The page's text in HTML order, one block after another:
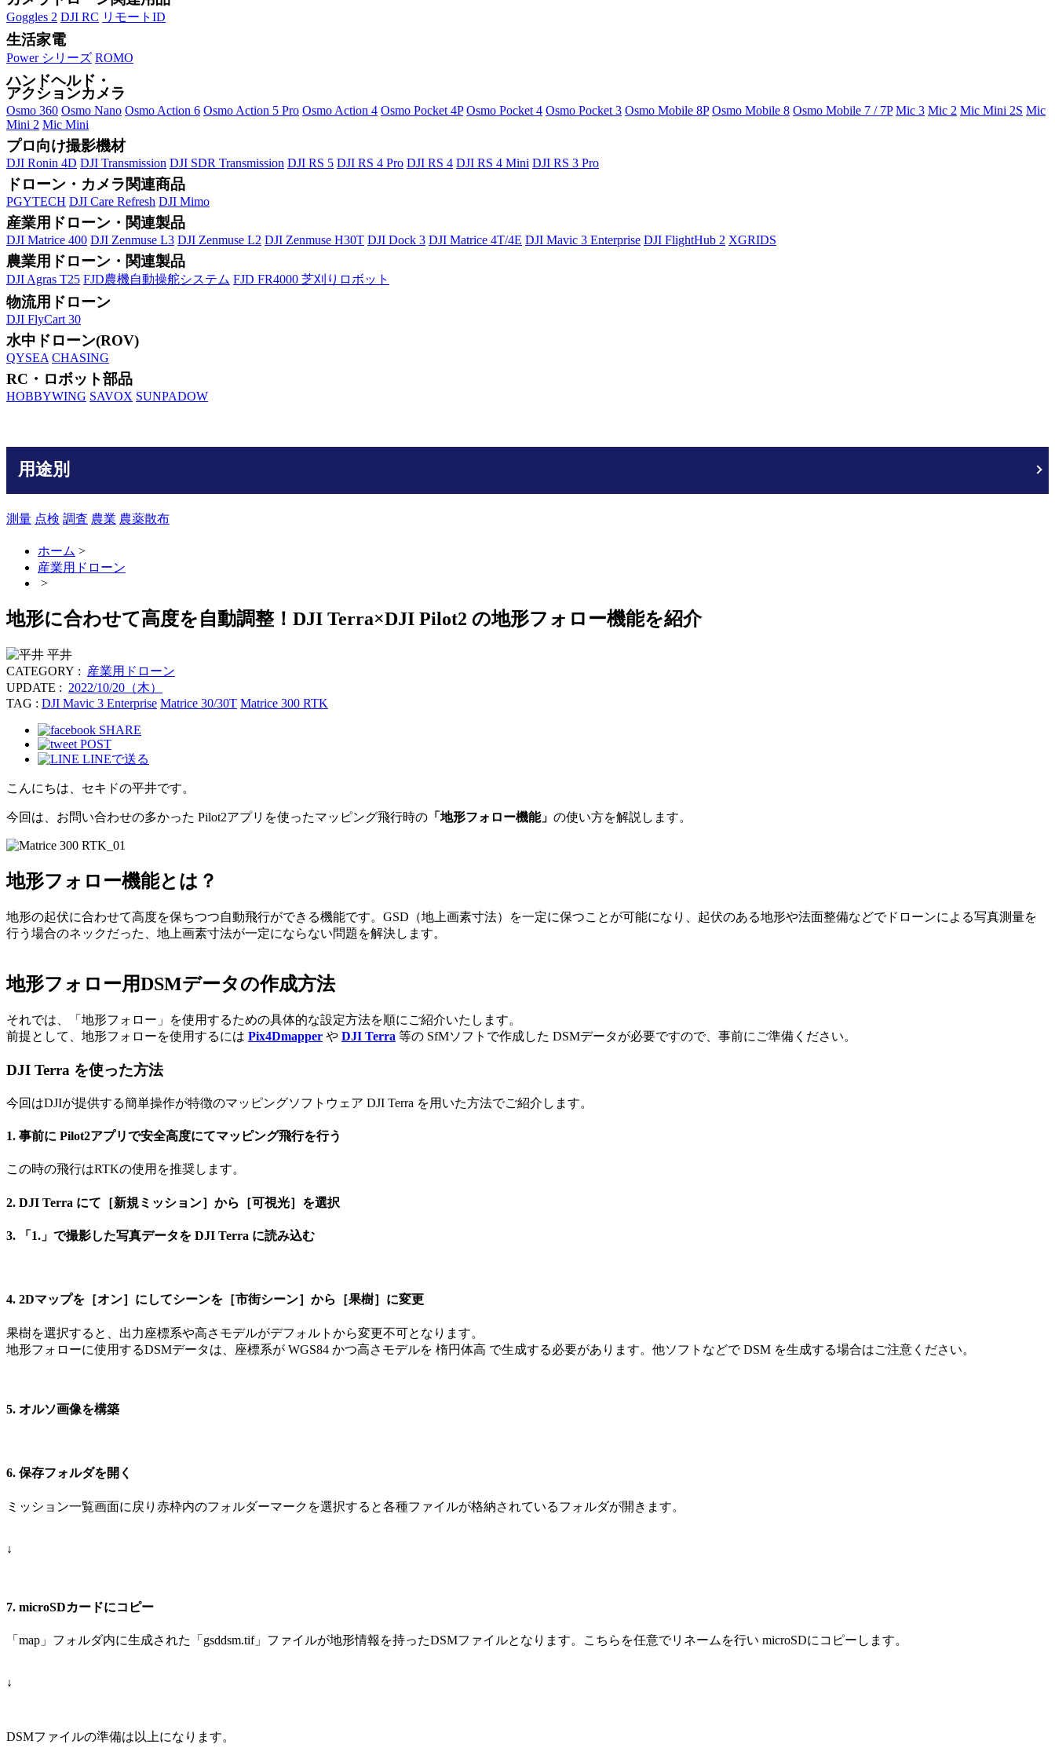
Goggles 2 DJI RC リモートID
生活家電
Power シリーズ ROMO
ハンドヘルド・
アクションカメラ
Osmo 360 Osmo Nano Osmo Action 6 Osmo Action 5 Pro Osmo Action 4 Osmo Pocket 4P Osmo Pocket 4 Osmo Pocket 3 Osmo Mobile 8P Osmo Mobile 8 Osmo Mobile 7 / 7P Mic 3 Mic 2 Mic Mini 2S Mic
Mini 2 Mic Mini
プロ向け撮影機材
DJI Ronin 4D DJI Transmission DJI SDR Transmission DJI RS 5 DJI RS 4 Pro DJI RS 4 DJI RS 4 Mini DJI RS 3 Pro
ドローン・カメラ関連商品
PGYTECH DJI Care Refresh DJI Mimo
産業用ドローン・関連製品
DJI Matrice 400 DJI Zenmuse L3 DJI Zenmuse L2 DJI Zenmuse H30T DJI Dock 3 DJI Matrice 4T/4E DJI Mavic 3 Enterprise DJI FlightHub 2 XGRIDS
農業用ドローン・関連製品
DJI Agras T25 FJD農機自動操舵システム FJD FR4000 芝刈りロボット
物流用ドローン
DJI FlyCart 30
水中ドローン(ROV)
QYSEA CHASING
RC・ロボット部品
HOBBYWING SAVOX SUNPADOW
用途別
測量 点検 調査 農業 農薬散布
ホーム >
産業用ドローン
>
地形に合わせて高度を自動調整！DJI Terra×DJI Pilot2 の地形フォロー機能を紹介
平井
CATEGORY : 産業用ドローン
UPDATE : 2022/10/20（木）
TAG : DJI Mavic 3 Enterprise Matrice 30/30T Matrice 300 RTK
SHARE
POST
LINEで送る
こんにちは、セキドの平井です。
今回は、お問い合わせの多かった Pilot2アプリを使ったマッピング飛行時の 「地形フォロー機能」 の使い方を解説します。
地形フォロー機能とは？
地形の起伏に合わせて高度を保ちつつ自動飛行ができる機能です。GSD（地上画素寸法）を一定に保つことが可能になり、起伏のある地形や法面整備などでドローンによる写真測量を
行う場合のネックだった、地上画素寸法が一定にならない問題を解決します。
地形フォロー用DSMデータの作成方法
それでは、「地形フォロー」を使用するための具体的な設定方法を順にご紹介いたします。
前提として、地形フォローを使用するには Pix4Dmapper や DJI Terra 等の SfMソフトで作成した DSMデータが必要ですので、事前にご準備ください。
DJI Terra を使った方法
今回はDJIが提供する簡単操作が特徴のマッピングソフトウェア DJI Terra を用いた方法でご紹介します。
1. 事前に Pilot2アプリで安全高度にてマッピング飛行を行う
この時の飛行はRTKの使用を推奨します。
2. DJI Terra にて［新規ミッション］から［可視光］を選択
3. 「1.」で撮影した写真データを DJI Terra に読み込む
4. 2Dマップを［オン］にしてシーンを［市街シーン］から［果樹］に変更
果樹を選択すると、出力座標系や高さモデルがデフォルトから変更不可となります。
地形フォローに使用するDSMデータは、座標系が WGS84 かつ高さモデルを 楕円体高 で生成する必要があります。他ソフトなどで DSM を生成する場合はご注意ください。
5. オルソ画像を構築
6. 保存フォルダを開く
ミッション一覧画面に戻り赤枠内のフォルダーマークを選択すると各種ファイルが格納されているフォルダが開きます。
↓
7. microSDカードにコピー
「map」フォルダ内に生成された「gsddsm.tif」ファイルが地形情報を持ったDSMファイルとなります。こちらを任意でリネームを行い microSDにコピーします。
↓
DSMファイルの準備は以上になります。